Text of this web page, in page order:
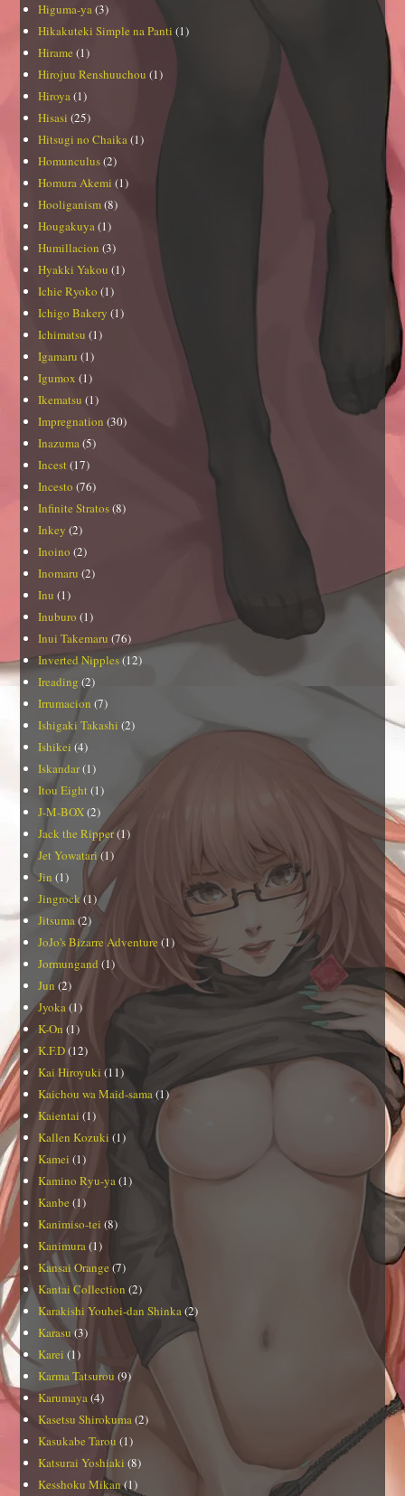
Higuma-ya(3)
Hikakuteki Simple na Panti (1)
Hirame (1)
Hirojuu Renshuuchou (1)
Hiroya(1)
Hisasi (25)
Hitsugi no Chaika(1)
Homunculus(2)
Homura Akemi (1)
Hooliganism(8)
Hougakuya(1)
Humillacion (3)
Hyakki Yakou (1)
Ichie Ryoko (1)
Ichigo Bakery (1)
Ichimatsu (1)
Igamaru (1)
Igumox (1)
Ikematsu (1)
Impregnation (30)
Inazuma(5)
Incest (17)
Incesto (76)
Infinite Stratos(8)
Inkey (2)
Inoino (2)
Inomaru (2)
Inu (1)
Inuburo (1)
Inui Takemaru (76)
Inverted Nipples(12)
Ireading (2)
Irrumacion (7)
Ishigaki Takashi (2)
Ishikei (4)
Iskandar(1)
Itou Eight (1)
J-M-BOX(2)
Jack the Ripper(1)
Jet Yowatari(1)
Jin (1)
Jingrock(1)
Jitsuma(2)
JoJo's Bizarre Adventure (1)
Jormungand (1)
Jun (2)
Jyoka(1)
K-On (1)
K.F.D(12)
Kai Hiroyuki (11)
Kaichou wa Maid-sama(1)
Kaientai (1)
Kallen Kozuki (1)
Kamei (1)
Kamino Ryu-ya(1)
Kanbe (1)
Kanimiso-tei (8)
Kanimura(1)
Kansai Orange (7)
Kantai Collection (2)
Karakishi Youhei-dan Shinka(2)
Karasu(3)
Karei (1)
Karma Tatsurou (9)
Karumaya(4)
Kasetsu Shirokuma(2)
Kasukabe Tarou (1)
Katsurai Yoshiaki (8)
Kesshoku Mikan(1)